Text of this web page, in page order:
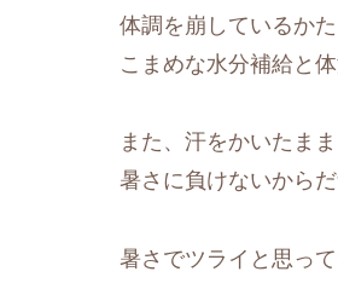
体調を崩しているか
こまめな水分補給と
また、汗をかいたま
暑さに負けないから
暑さでツライと思っ